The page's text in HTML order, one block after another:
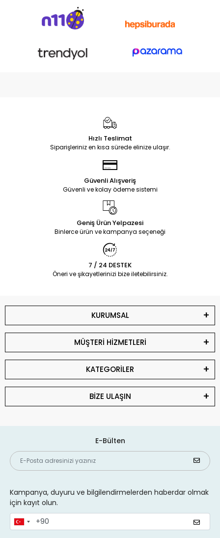
Hızlı Teslimat
Siparişleriniz en kısa sürede elinize ulaşır.
Güvenli Alışveriş
Güvenli ve kolay ödeme sistemi
Geniş Ürün Yelpazesi
Binlerce ürün ve kampanya seçeneği
7 / 24 DESTEK
Öneri ve şikayetlerinizi bize iletebilirsiniz.
KURUMSAL
MÜŞTERİ HİZMETLERİ
KATEGORİLER
BİZE ULAŞIN
E-Bülten
Kampanya, duyuru ve bilgilendirmelerden haberdar olmak
için kayıt olun.